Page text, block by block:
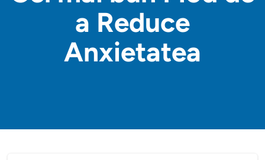
a Reduce
Anxietatea